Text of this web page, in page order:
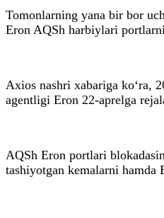
Tomonlarning yana bir bor
Eron AQSh harbiylari
Axios nashri xabariga ko‘ra,
agentligi Eron 22-aprelga
AQSh Eron portlari
tashiyotgan kemalarni hamda